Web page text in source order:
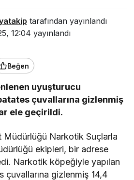
tarafından yayınlandı
12:04 yayınlandı
Beğen
uyuşturucu
çuvallarına gizlenmiş
ele geçirildi.
Müdürlüğü Narkotik Suçlarla
ekipleri, bir adrese
Narkotik köpeğiyle yapılan
çuvallarına gizlenmiş 14,4